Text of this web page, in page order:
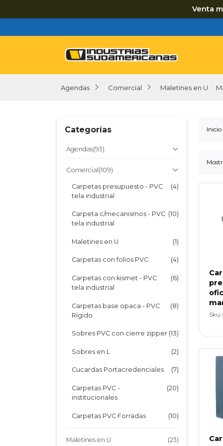
Venta
Agendas Comercial Maletines en U
Categorías
Agendas(93)
Agendas con Cierre
Agendas Tapa Simple (40)
Línea Premium Cuero
Cartone Fantasía Anillada (1)
Cartone Fantasía Espiralada (1)
Repuestos e Índices (15)
Comercial (109)
Carpetas presupuesto - PVC
tela industrial
(4)
Carpeta c/mecanismos - PVC
tela industrial
(10)
Maletines en U (1)
Carpetas con folios PVC (4)
Carpetas con kismet - PVC
tela industrial
(6)
Carpetas base opaca - PVC
Rígido
(8)
Sobres PVC con cierre zipper (13)
Sobres en L (2)
Cucardas Portacredenciales (7)
Carpetas PVC -
institucionales
(20)
Carpetas PVC Forradas (10)
Maletines en U (23)
Inicio
Sku: